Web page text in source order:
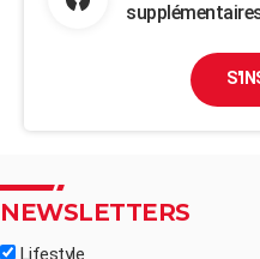
NEWSLETTERS
Lifestyle